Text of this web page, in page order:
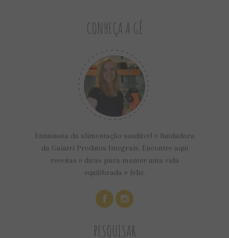
CONHEÇA A GÊ
Entusiasta da alimentação saudável e fundadora
da Gaiatri Produtos Integrais. Encontre aqui
receitas e dicas para manter uma vida
equilibrada e feliz.
PESQUISAR